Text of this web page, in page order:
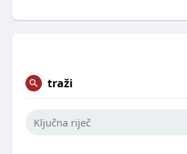
traži